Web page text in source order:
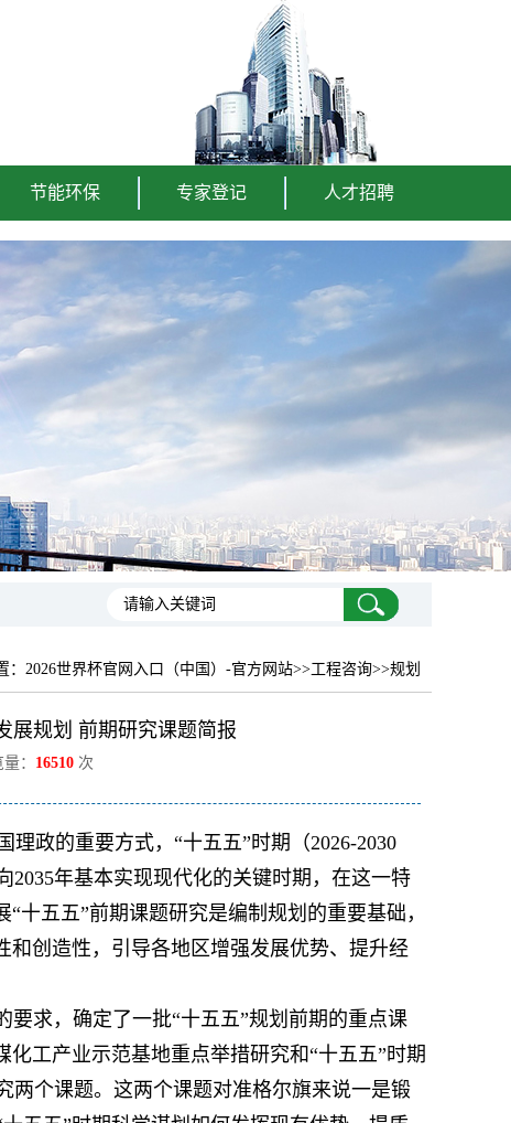
节能环保 专家登记 人才招聘
： 2026世界杯官网入口（中国）-官方网站>>工程咨询>>规划
展规划 前期研究课题简报
： 16510次
政的重要方式，“十五五”时期（2026-2030
年基本实现现代化的关键时期，在这一特
十五五”前期课题研究是编制规划的重要基础，
和创造性，引导各地区增强发展优势、提升经
要求，确定了一批“十五五”规划前期的重点课
工产业示范基地重点举措研究和“十五五”时期
两个课题。这两个课题对准格尔旗来说一是锻